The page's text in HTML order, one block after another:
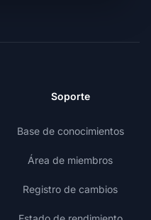
Soporte
Base de conocimientos
Área de miembros
Registro de cambios